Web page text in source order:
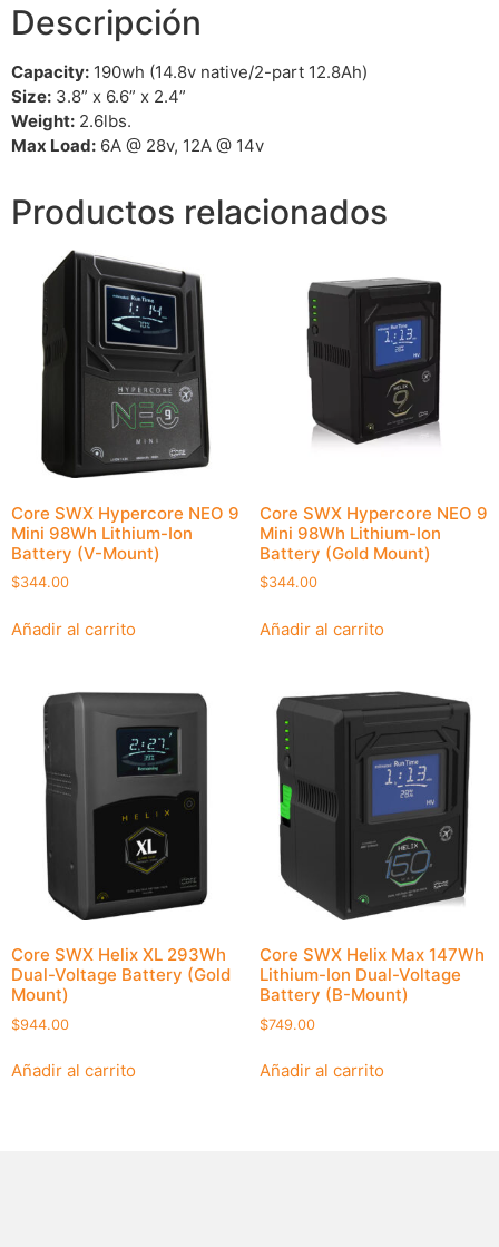
Descripción
Capacity: 190wh (14.8v native/2-part 12.8Ah)
Size: 3.8” x 6.6” x 2.4”
Weight: 2.6lbs.
Max Load: 6A @ 28v, 12A @ 14v
Productos relacionados
Core SWX Hypercore NEO 9
Mini 98Wh Lithium-Ion
Battery (V-Mount)
$344.00
Añadir al carrito
Core SWX Hypercore NEO 9
Mini 98Wh Lithium-Ion
Battery (Gold Mount)
$344.00
Añadir al carrito
Core SWX Helix XL 293Wh
Dual-Voltage Battery (Gold
Mount)
$944.00
Añadir al carrito
Core SWX Helix Max 147Wh
Lithium-Ion Dual-Voltage
Battery (B-Mount)
$749.00
Añadir al carrito